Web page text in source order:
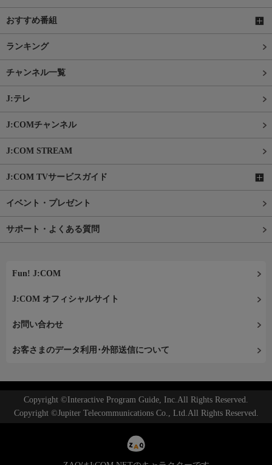
おすすめ番組
ランキング
チャンネル一覧
J:テレ
J:COMチャンネル
J:COM STREAM
J:COM TVサービスガイド
イベント・プレゼント
サポート・よくある質問
Fun! J:COM
J:COM オフィシャルサイト
お問い合わせ
お客さまのデータ利用･外部送信について
Copyright ©Interactive Program Guide, Inc.All Rights Reserved.
Copyright ©Jupiter Telecommunications Co., Ltd.All Rights Reserved.